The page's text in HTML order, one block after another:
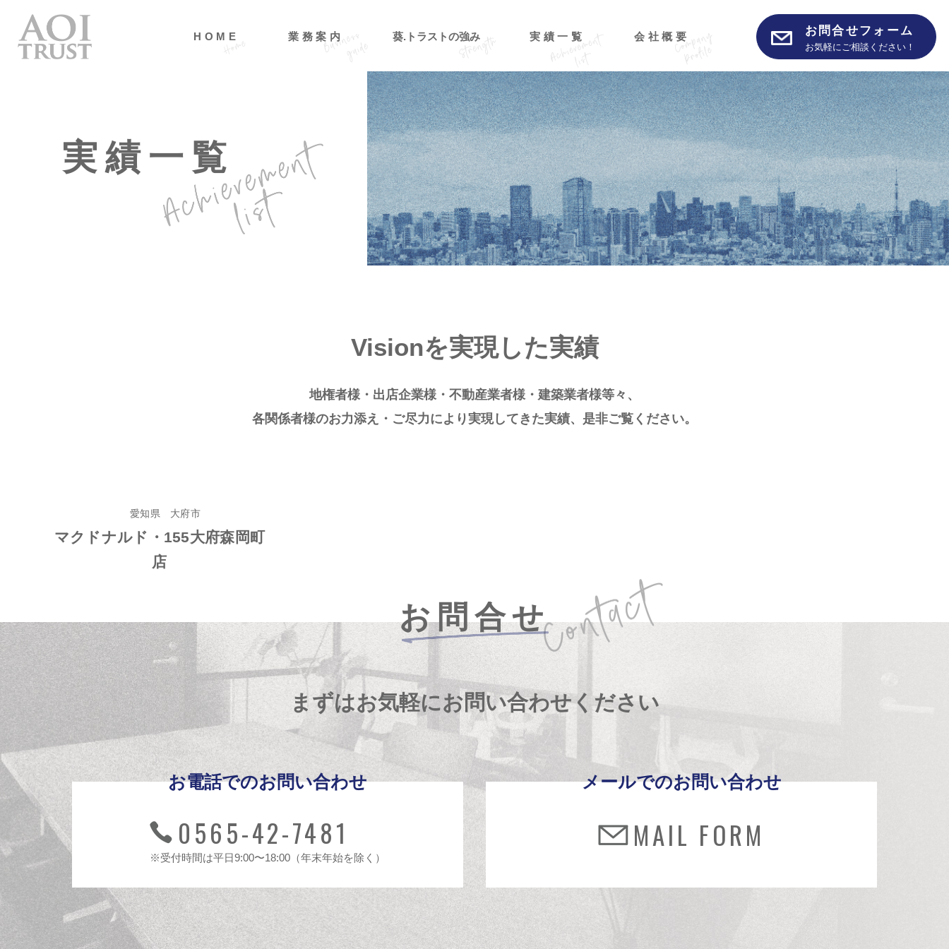
HOME 業務案内 葵.トラストの強み 実績一覧 会社概要 お問合せフォーム
お気軽にご相談ください！
実績一覧
Visionを実現した実績
地権者様・出店企業様・不動産業者様・建築業者様等々、
各関係者様のお力添え・ご尽力により実現してきた実績、是非ご覧ください。
愛知県 大府市
マクドナルド・155大府森岡町
店
お問合せ
まずはお気軽にお問い合わせください
お電話でのお問い合わせ
0565-42-7481
※受付時間は平日9:00〜18:00（年末年始を除く）
メールでのお問い合わせ
MAIL FORM